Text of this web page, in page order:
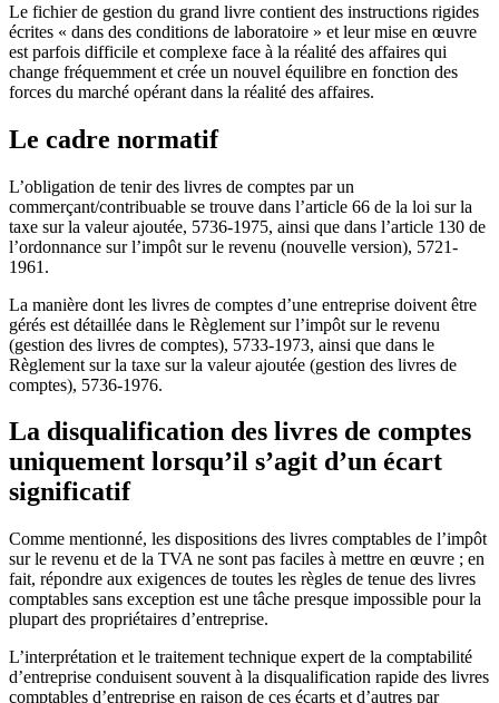
Le fichier de gestion du grand livre contient des instructions rigides
écrites « dans des conditions de laboratoire » et leur mise en œuvre
est parfois difficile et complexe face à la réalité des affaires qui
change fréquemment et crée un nouvel équilibre en fonction des
forces du marché opérant dans la réalité des affaires.
Le cadre normatif
L’obligation de tenir des livres de comptes par un
commerçant/contribuable se trouve dans l’article 66 de la loi sur la
taxe sur la valeur ajoutée, 5736-1975, ainsi que dans l’article 130 de
l’ordonnance sur l’impôt sur le revenu (nouvelle version), 5721-
1961.
La manière dont les livres de comptes d’une entreprise doivent être
gérés est détaillée dans le Règlement sur l’impôt sur le revenu
(gestion des livres de comptes), 5733-1973, ainsi que dans le
Règlement sur la taxe sur la valeur ajoutée (gestion des livres de
comptes), 5736-1976.
La disqualification des livres de comptes
uniquement lorsqu’il s’agit d’un écart
significatif
Comme mentionné, les dispositions des livres comptables de l’impôt
sur le revenu et de la TVA ne sont pas faciles à mettre en œuvre ; en
fait, répondre aux exigences de toutes les règles de tenue des livres
comptables sans exception est une tâche presque impossible pour la
plupart des propriétaires d’entreprise.
L’interprétation et le traitement technique expert de la comptabilité
d’entreprise conduisent souvent à la disqualification rapide des livres
comptables d’entreprise en raison de ces écarts et d’autres par